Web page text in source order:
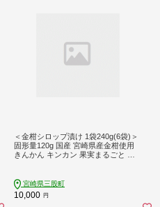
＜金柑シロップ漬け 1袋240g(6袋)＞
固形量120g 国産 宮崎県産金柑使用
きんかん キンカン 果実まるごと そ
け【MI725-ko】【株式会社 上沖産
業】
宮崎県三股町
10,000 円